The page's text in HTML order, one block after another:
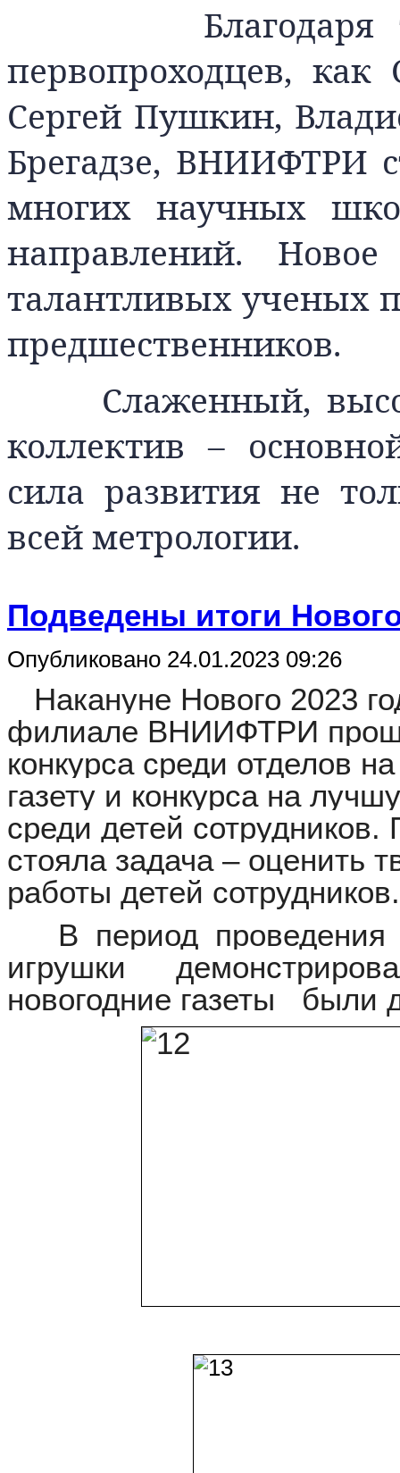
Благодаря
первопроходцев, как
Сергей Пушкин,
Брегадзе, ВНИИФТРИ
многих научных
направлений.
талантливых ученых
предшественников.
Слаженный,
коллектив –
сила развития не
всей метрологии.
Подведены итоги
Опубликовано 24.01.2023 09:26
Накануне Нового 2023
филиале ВНИИФТРИ
конкурса среди отделов
газету и конкурса на
среди детей
стояла задача – оценить
работы детей сотрудников.
В период проведения
игрушки
новогодние газеты были